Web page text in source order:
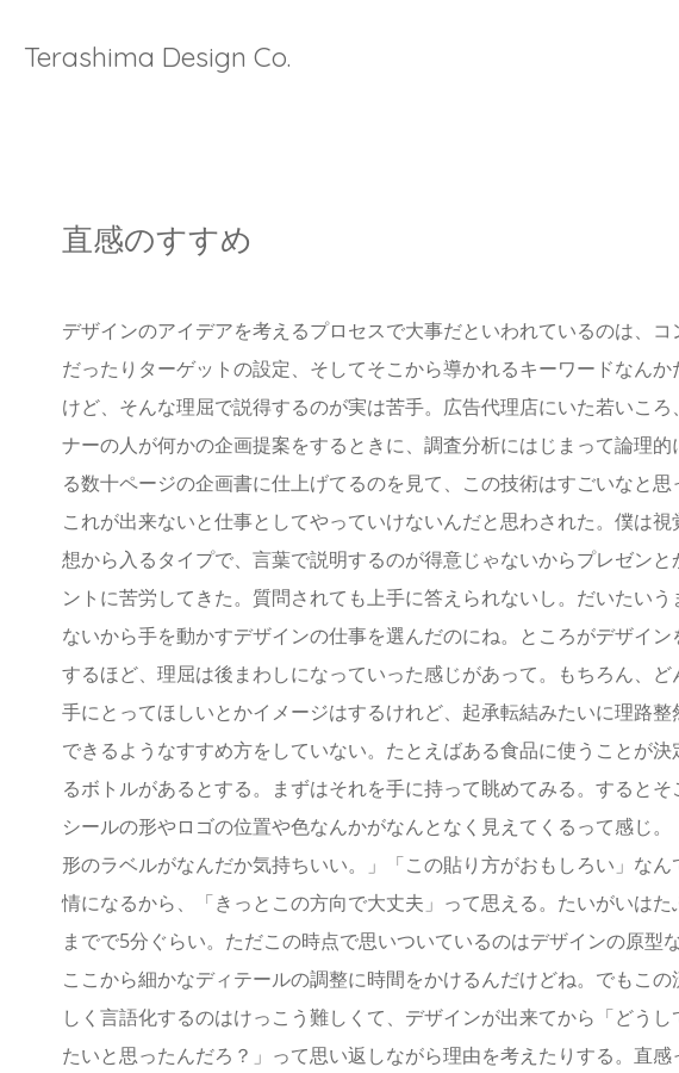
Terashima Design Co.
直感のすすめ
デザインのアイデアを考えるプロセスで大事だといわれているのは、コ
だったりターゲットの設定、そしてそこから導かれるキーワードなんか
けど、そんな理屈で説得するのが実は苦手。広告代理店にいた若いころ
ナーの人が何かの企画提案をするときに、調査分析にはじまって論理的
る数十ページの企画書に仕上げてるのを見て、この技術はすごいなと思
これが出来ないと仕事としてやっていけないんだと思わされた。僕は視
想から入るタイプで、言葉で説明するのが得意じゃないからプレゼンと
ントに苦労してきた。質問されても上手に答えられないし。だいたいう
ないから手を動かすデザインの仕事を選んだのにね。ところがデザイン
するほど、理屈は後まわしになっていった感じがあって。もちろん、ど
手にとってほしいとかイメージはするけれど、起承転結みたいに理路整
できるようなすすめ方をしていない。たとえばある食品に使うことが決
るボトルがあるとする。まずはそれを手に持って眺めてみる。するとそ
シールの形やロゴの位置や色なんかがなんとなく見えてくるって感じ。
形のラベルがなんだか気持ちいい。」「この貼り方がおもしろい」なん
情になるから、「きっとこの方向で大丈夫」って思える。たいがいはた
までで5分ぐらい。ただこの時点で思いついているのはデザインの原型な
ここから細かなディテールの調整に時間をかけるんだけどね。でもこの
しく言語化するのはけっこう難しくて、デザインが出来てから「どうし
たいと思ったんだろ？」って思い返しながら理由を考えたりする。直感